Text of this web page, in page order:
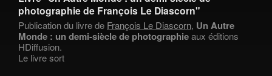
photographie de François Le Diascorn"
Publication du livre de François Le Diascorn, Un Autre
Monde : un demi-siècle de photographieaux éditions
HDiffusion.
Le livre sort